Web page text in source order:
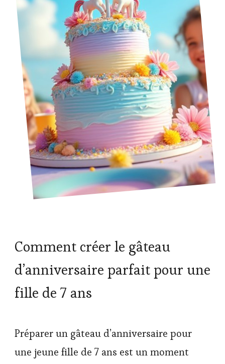
Comment créer le gâteau
d’anniversaire parfait pour une
fille de 7 ans
Préparer un gâteau d’anniversaire pour
une jeune fille de 7 ans est un moment